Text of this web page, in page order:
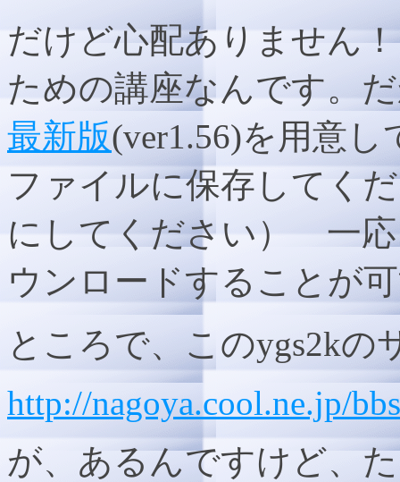
だけど心配ありません
ための講座なんです。
最新版(ver1.56)を用意
ファイルに保存してく
にしてください） 一
ウンロードすることが
ところで、このygs2kの
http://nagoya.cool.ne.jp/
が、あるんですけど、